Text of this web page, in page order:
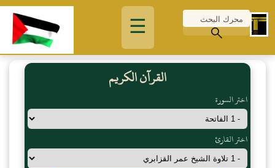
☰
القرآن الكريم
اختر السورة
اختر القارئ